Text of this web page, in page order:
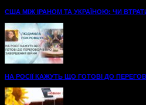
США МІЖ ІРАНОМ ТА УКРАЇНОЮ: ЧИ
НА РОСІЇ КАЖУТЬ ЩО ГОТОВІ ДО